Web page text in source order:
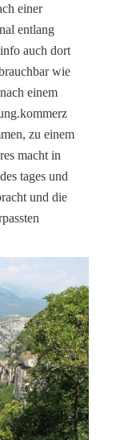
einer
entlang
auch dort
wie
einem
zu einem
macht in
tages und
und die